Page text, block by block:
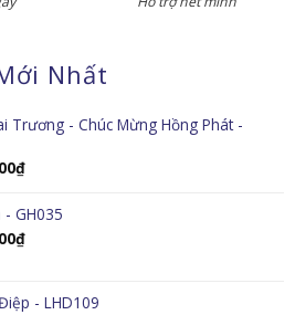
Nhất
Trương - Chúc Mừng Hồng Phát -
₫
- GH035
₫
- LHD109